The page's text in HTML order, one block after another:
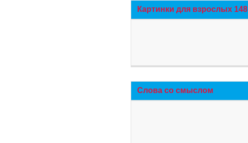
Картинки для взрослых 148
Слова со смыслом